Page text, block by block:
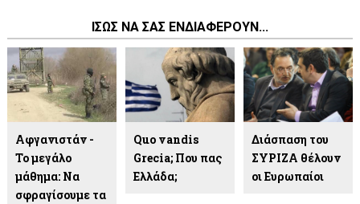
ΙΣΩΣ ΝΑ ΣΑΣ ΕΝΔΙΑΦΕΡΟΥΝ...
Αφγανιστάν -
Το μεγάλο
μάθημα: Να
σφραγίσουμε τα
Quo vandis
Grecia; Που πας
Ελλάδα;
Διάσπαση του
ΣΥΡΙΖΑ θέλουν
οι Ευρωπαίοι